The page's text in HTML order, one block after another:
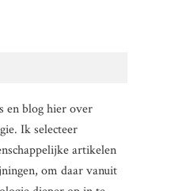
en blog hier over
Ik selecteer
artikelen
om daar vanuit